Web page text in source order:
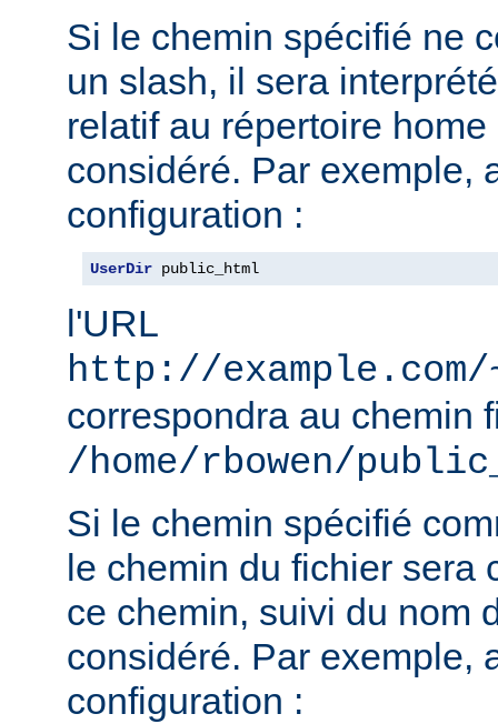
Si le chemin spécifié ne
un slash, il sera
relatif au répertoire
considéré. Par exemple,
configuration :
UserDir public_html
l'URL
http://
correspondra au chemin
/home/rbowen/
Si le chemin spécifié
le chemin du fichier sera
ce chemin, suivi du nom
considéré. Par exemple,
configuration :